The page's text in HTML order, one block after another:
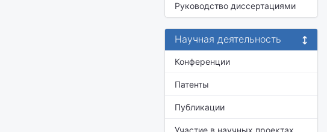
Руководство диссертациями
Научная деятельность
Конференции
Патенты
Публикации
Участие в научных проектах